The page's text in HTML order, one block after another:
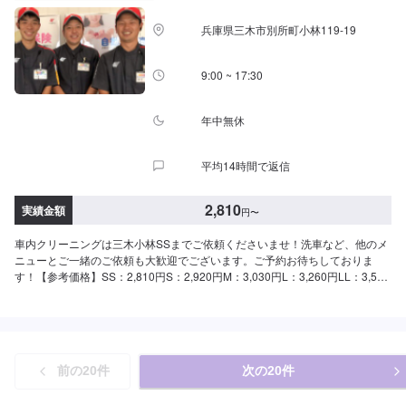
兵庫県三木市別所町小林119-19
9:00 ~ 17:30
年中無休
平均14時間で返信
実績金額 2,810円〜
車内クリーニングは三木小林SSまでご依頼くださいませ！洗車など、他のメ
ニューとご一緒のご依頼も大歓迎でございます。ご予約お待ちしておりま
す！【参考価格】SS：2,810円S：2,920円M：3,030円L：3,260円LL：3,590
前の20件 次の20件